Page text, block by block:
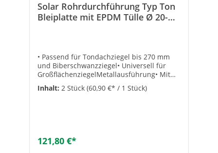
Solar Rohrdurchführung Typ Ton
Bleiplatte mit EPDM Tülle Ø 20-
• Passend für Tondachziegel bis 270 mm
und Biberschwanzziegel• Universell für
GroßflächenziegelMetallausführung• Mit
Tülle aus EPDM von 20 bis 65 mm zum
Ausschneiden• Mit Zinn-Blei-Schürze•
Material:BleiDachziegeltyp:universalAnzahl
Ziegel:2Farbe:rotAusführung:Rot
Inhalt: 2 Stück (60,90 €* / 1 Stück)
121,80 €*